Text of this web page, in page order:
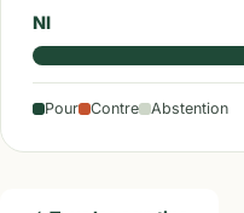
NI
Pour Contre Abstention